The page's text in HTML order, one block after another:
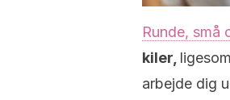
Runde, små
kiler,
arbejde dig